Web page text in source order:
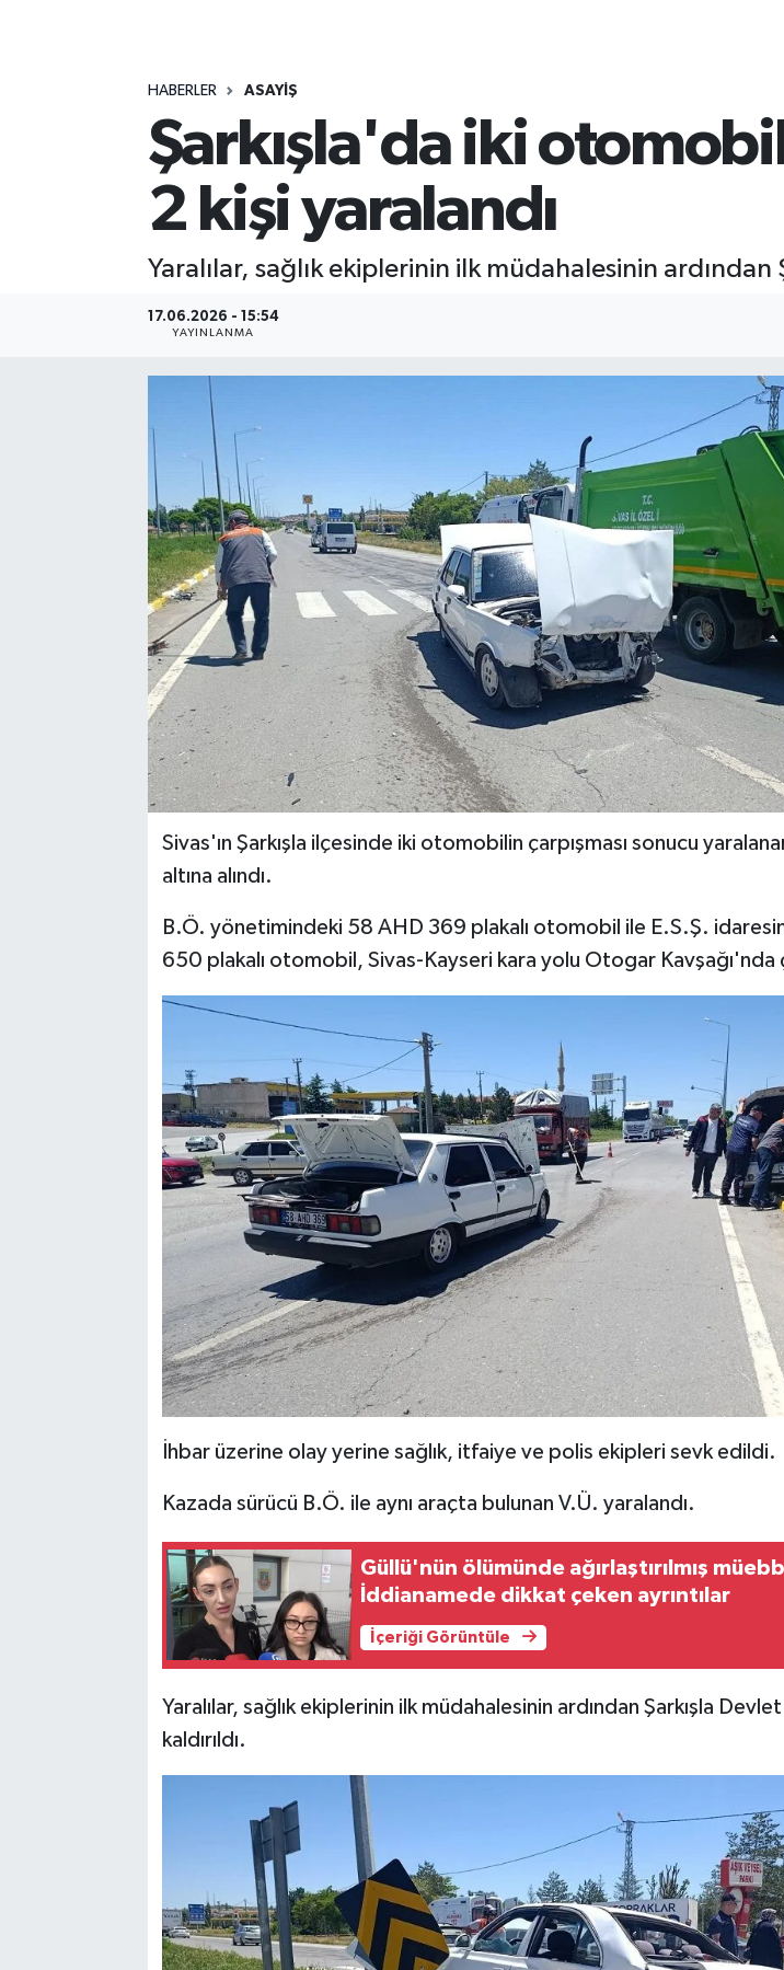
HABERLER ASAYİŞ
Şarkışla'da iki
2 kişi yaralandı
Yaralılar, sağlık ekiplerinin ilk müdahalesinin ardından
17.06.2026 - 15:54
YAYINLANMA
Sivas'ın Şarkışla ilçesinde iki otomobilin çarpışması sonucu
altına alındı.
B.Ö. yönetimindeki 58 AHD 369 plakalı otomobil ile E.S.Ş.
650 plakalı otomobil, Sivas-Kayseri kara yolu Otogar Kavşağı'nda
İhbar üzerine olay yerine sağlık, itfaiye ve polis ekipleri sevk edildi.
Kazada sürücü B.Ö. ile aynı araçta bulunan V.Ü. yaralandı.
Güllü'nün ölümünde ağırlaştırılmış
İddianamede dikkat çeken ayrıntılar
İçeriği Görüntüle
Yaralılar, sağlık ekiplerinin ilk müdahalesinin ardından Şarkışla
kaldırıldı.
ÖZEL HABER
RESMİ İLANLAR
SOSYAL YARDIMLAR
SPONSORLU YAZI
TEKNOLOJİ